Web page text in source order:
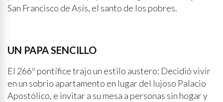
San Francisco de Asís, el santo de los pobres.
UN PAPA SENCILLO
El 266º pontífice trajo un estilo austero: Decidió vivir
en un sobrio apartamento en lugar del lujoso Palacio
Apostólico, e invitar a su mesa a personas sin hogar y